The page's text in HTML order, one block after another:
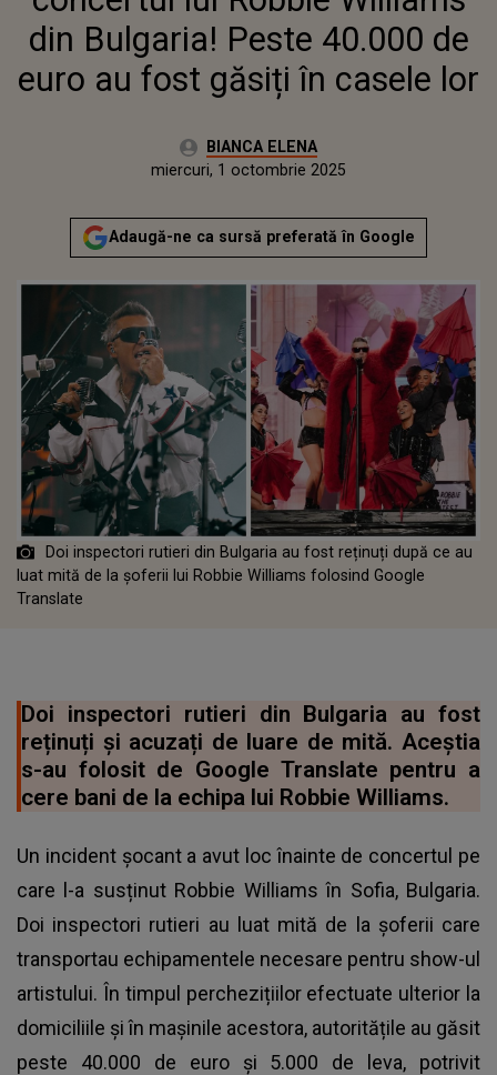
din Bulgaria! Peste 40.000 de
euro au fost găsiți în casele lor
Autor:BIANCA ELENA
Publicat:
miercuri, 1 octombrie 2025
Adaugă-ne ca sursă preferată în Google
Doi inspectori rutieri din Bulgaria au fost reținuți după ce au
luat mită de la șoferii lui Robbie Williams folosind Google
Translate
Doi inspectori rutieri din Bulgaria au fost
reținuți și acuzați de luare de mită. Aceștia
s-au folosit de Google Translate pentru a
cere bani de la echipa lui Robbie Williams.
Un incident șocant a avut loc înainte de concertul pe
care l-a susținut Robbie Williams în Sofia, Bulgaria.
Doi inspectori rutieri au luat mită de la șoferii care
transportau echipamentele necesare pentru show-ul
artistului. În timpul perchezițiilor efectuate ulterior la
domiciliile și în mașinile acestora, autoritățile au găsit
peste 40.000 de euro și 5.000 de leva, potrivit